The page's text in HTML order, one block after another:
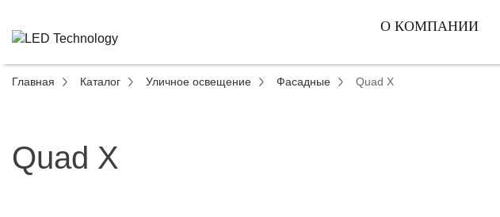
О КОМПАНИИ
Главная Каталог Уличное освещение Фасадные Quad X
Quad X